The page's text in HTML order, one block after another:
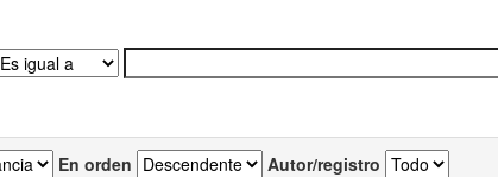
En orden Autor/registro